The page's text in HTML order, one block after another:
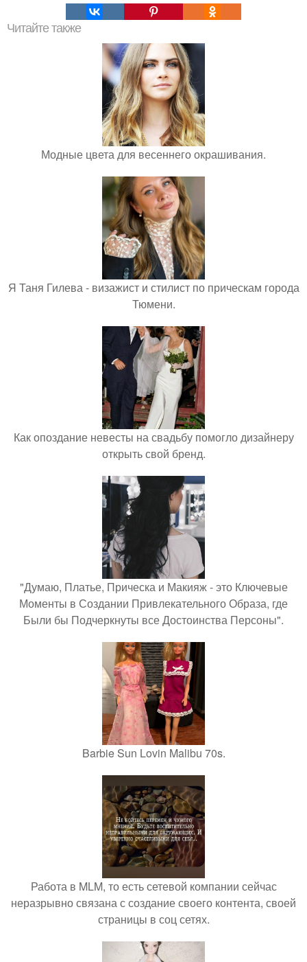
Читайте также
Модные цвета для весеннего окрашивания.
Я Таня Гилева - визажист и стилист по прическам города
Тюмени.
Как опоздание невесты на свадьбу помогло дизайнеру
открыть свой бренд.
"Думаю, Платье, Прическа и Макияж - это Ключевые
Моменты в Создании Привлекательного Образа, где
Были бы Подчеркнуты все Достоинства Персоны".
Barbie Sun Lovin Malibu 70s.
Работа в MLM, то есть сетевой компании сейчас
неразрывно связана с создание своего контента, своей
страницы в соц сетях.